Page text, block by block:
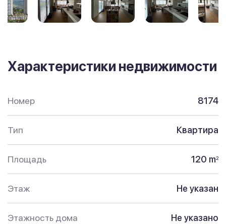
Характеристики недвижимости
Номер 8174
Тип Квартира
Площадь 120 m2
Этаж Не указан
Этажность дома Не указано